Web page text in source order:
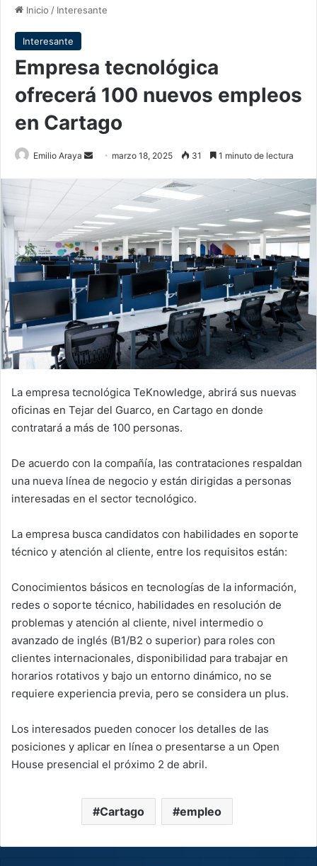
Inicio / Interesante
Interesante
Empresa tecnológica
ofrecerá 100 nuevos empleos
en Cartago
Emilio Araya
Send marzo 18, 2025 31 1 minuto de lectura
La empresa tecnológica TeKnowledge, abrirá sus nuevas
oficinas en Tejar del Guarco, en Cartago en donde
contratará a más de 100 personas.
De acuerdo con la compañía, las contrataciones respaldan
una nueva línea de negocio y están dirigidas a personas
interesadas en el sector tecnológico.
La empresa busca candidatos con habilidades en soporte
técnico y atención al cliente, entre los requisitos están:
Conocimientos básicos en tecnologías de la información,
redes o soporte técnico, habilidades en resolución de
problemas y atención al cliente, nivel intermedio o
avanzado de inglés (B1/B2 o superior) para roles con
clientes internacionales, disponibilidad para trabajar en
horarios rotativos y bajo un entorno dinámico, no se
requiere experiencia previa, pero se considera un plus.
Los interesados pueden conocer los detalles de las
posiciones y aplicar en línea o presentarse a un Open
House presencial el próximo 2 de abril.
Cartago empleo